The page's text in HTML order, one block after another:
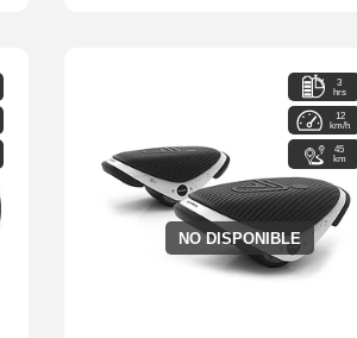
NO DISPONIBLE
3
hrs
12
km/h
45
km